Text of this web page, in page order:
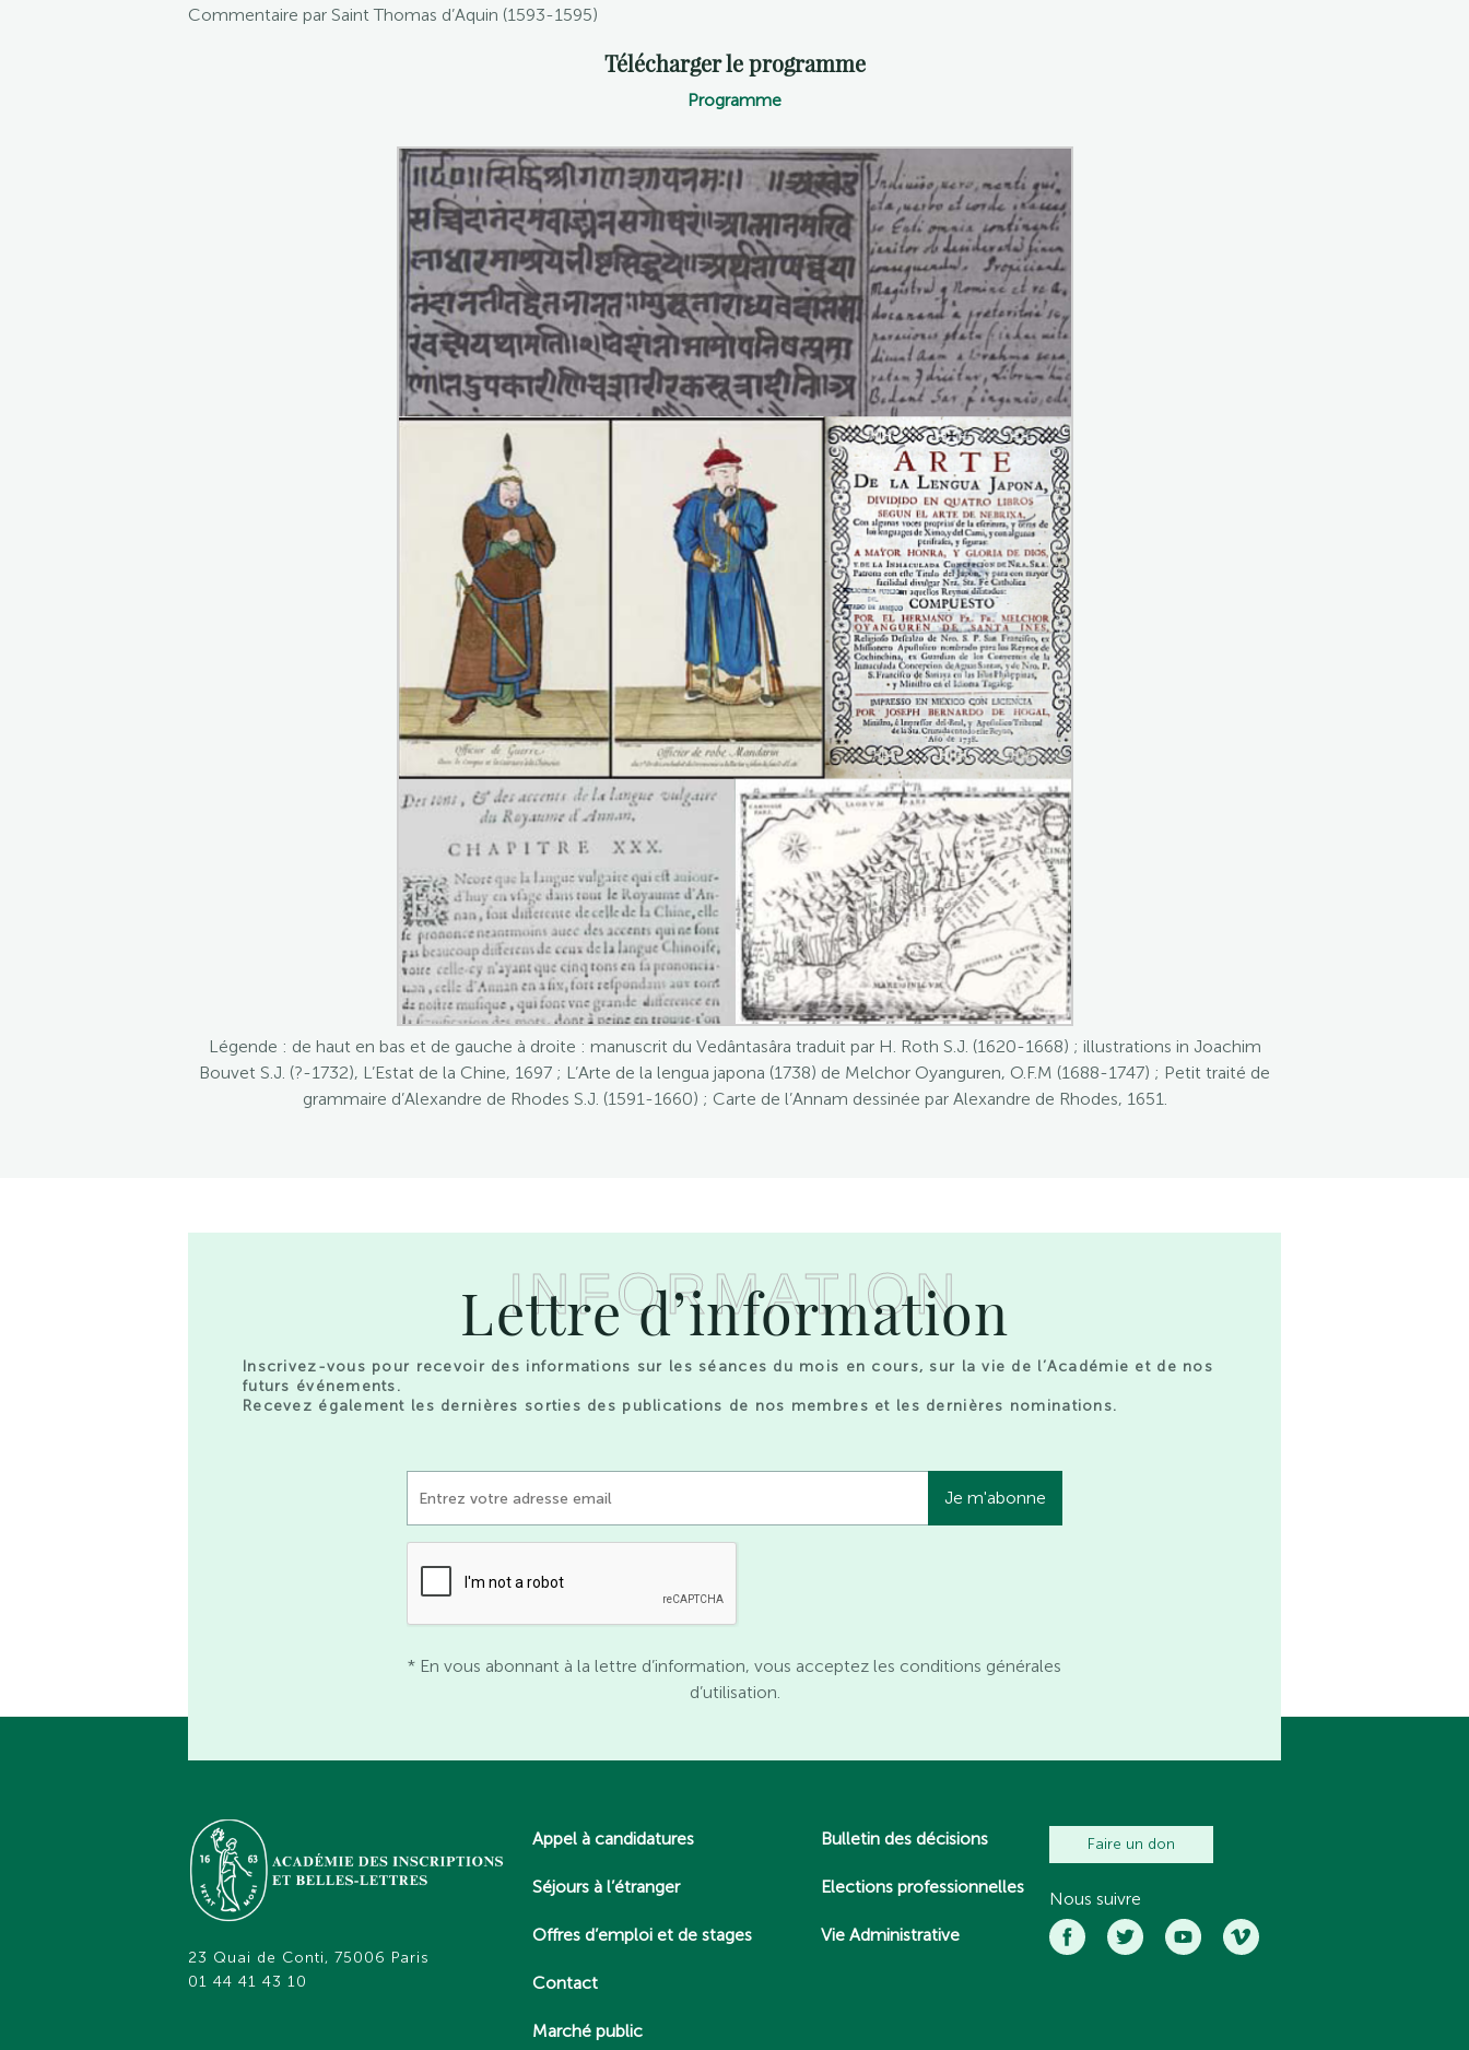
Commentaire par Saint Thomas d’Aquin (1593-1595)
Télécharger le programme
Programme
Légende : de haut en bas et de gauche à droite : manuscrit du Vedântasâra traduit par H. Roth S.J. (1620-1668) ; illustrations in Joachim
Bouvet S.J. (?-1732), L’Estat de la Chine, 1697 ; L’Arte de la lengua japona (1738) de Melchor Oyanguren, O.F.M (1688-1747) ; Petit traité de
grammaire d’Alexandre de Rhodes S.J. (1591-1660) ; Carte de l’Annam dessinée par Alexandre de Rhodes, 1651.
INFORMATION
Lettre d’information
Inscrivez-vous pour recevoir des informations sur les séances du mois en cours, sur la vie de l’Académie et de nos
futurs événements.
Recevez également les dernières sorties des publications de nos membres et les dernières nominations.
* En vous abonnant à la lettre d’information, vous acceptez les conditions générales
d’utilisation.
23 Quai de Conti, 75006 Paris
01 44 41 43 10
Appel à candidatures
Séjours à l’étranger
Offres d’emploi et de stages
Contact
Marché public
Bulletin des décisions
Elections professionnelles
Vie Administrative
Faire un don
Nous suivre